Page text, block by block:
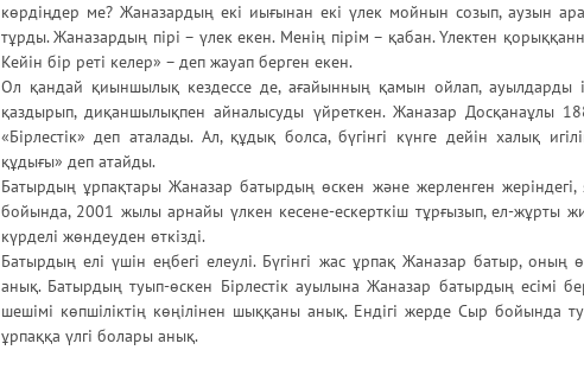
көрдіңдер ме? Жаназардың екі иығынан екі үлек мойнын созып, аузын
тұрды. Жаназардың пірі – үлек екен. Менің пірім – қабан. Үлектен
Кейін бір реті келер» – деп жауап берген екен.
Ол қандай қиыншылық кездессе де, ағайынның қамын ойлап, ауылдарды
қаздырып, диқаншылықпен айналысуды үйреткен. Жаназар Досқанаұлы
«Бірлестік» деп аталады. Ал, құдық болса, бүгінгі күнге дейін халық
құдығы» деп атайды.
Батырдың ұрпақтары Жаназар батырдың өскен және жерленген
бойында, 2001 жылы арнайы үлкен кесене-ескерткіш тұрғызып, ел-жұрты
күрделі жөндеуден өткізді.
Батырдың елі үшін еңбегі елеулі. Бүгінгі жас ұрпақ Жаназар батыр, оның
анық. Батырдың туып-өскен Бірлестік ауылына Жаназар батырдың есімі
шешімі көпшіліктің көңілінен шыққаны анық. Ендігі жерде Сыр бойында
ұрпаққа үлгі болары анық.